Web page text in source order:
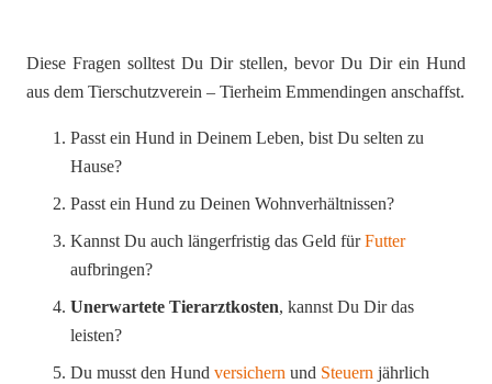
Diese Fragen solltest Du Dir stellen, bevor Du Dir ein Hund
aus dem Tierschutzverein – Tierheim Emmendingen anschaffst.
Passt ein Hund in Deinem Leben, bist Du selten zu
Hause?
Passt ein Hund zu Deinen Wohnverhältnissen?
Kannst Du auch längerfristig das Geld fürFutter
aufbringen?
Unerwartete Tierarztkosten, kannst Du Dir das
leisten?
Du musst den Hund versichern und Steuern jährlich